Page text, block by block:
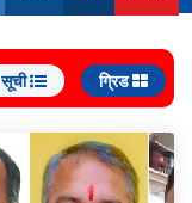
सूची ग्रिड